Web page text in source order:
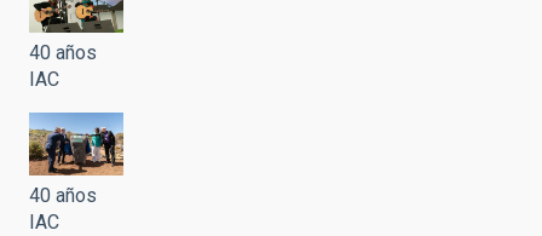
40 años
IAC
40 años
IAC